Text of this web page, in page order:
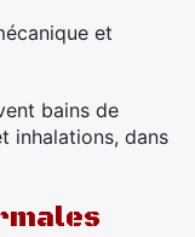
et
bains de
inhalations, dans